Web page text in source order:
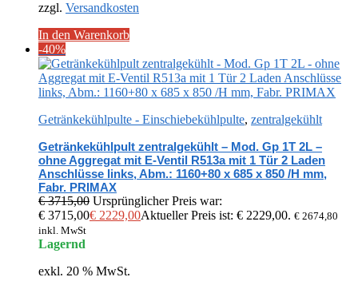
zzgl. Versandkosten
In den Warenkorb
-40%
Getränkekühlpulte - Einschiebekühlpulte, zentralgekühlt
Getränkekühlpult zentralgekühlt – Mod. Gp 1T 2L –
ohne Aggregat mit E-Ventil R513a mit 1 Tür 2 Laden
Anschlüsse links, Abm.: 1160+80 x 685 x 850 /H mm,
Fabr. PRIMAX
€3715,00 Ursprünglicher Preis war:
€ 3715,00€ 2229,00Aktueller Preis ist: € 2229,00. € 2674,80
inkl. MwSt
Lagernd
exkl. 20 % MwSt.